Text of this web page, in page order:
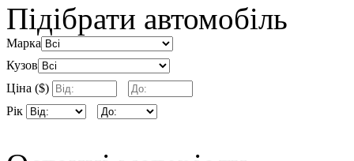
Підібрати автомобіль
Марка
Кузов
Ціна ($)
Рік